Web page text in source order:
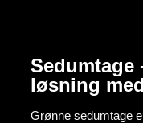
løsning
Grønne sedumtage